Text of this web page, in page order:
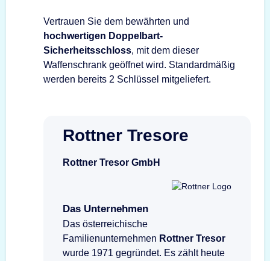
Vertrauen Sie dem bewährten und
hochwertigen Doppelbart-
Sicherheitsschloss, mit dem dieser
Waffenschrank geöffnet wird. Standardmäßig
werden bereits 2 Schlüssel mitgeliefert.
Rottner Tresore
Rottner Tresor GmbH
Das Unternehmen
Das österreichische
Familienunternehmen Rottner Tresor
wurde 1971 gegründet. Es zählt heute